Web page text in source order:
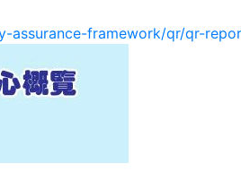
framework/qr/qr-